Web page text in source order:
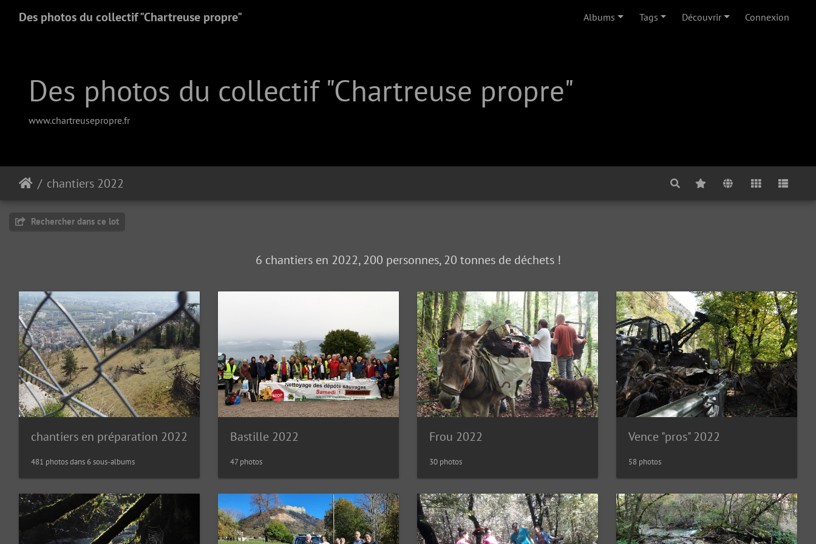
Des photos du collectif "Chartreuse propre" Albums Tags Découvrir Connexion
Des photos du collectif "Chartreuse propre"
www.chartreusepropre.fr
chantiers 2022
Rechercher dans ce lot
6 chantiers en 2022, 200 personnes, 20 tonnes de déchets !
chantiers en préparation 2022
481 photos dans 6 sous-albums
Bastille 2022
47 photos
Frou 2022
30 photos
Vence "pros" 2022
58 photos